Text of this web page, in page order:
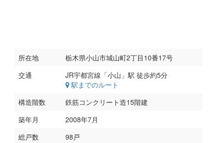
所在地
栃木県小山市城山町2丁目10番17号
交通
駅までのルート
構造階数
鉄筋コンクリート造15階建
築年月
2008年7月
総戸数
98戸